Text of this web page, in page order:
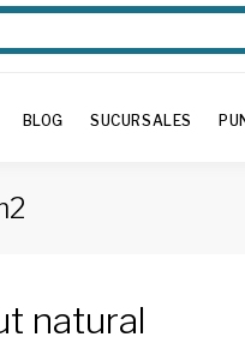
BLOG SUCURSALES
natural